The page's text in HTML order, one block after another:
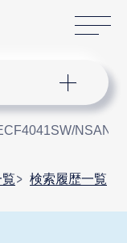
NSAN8/
検索履歴一覧